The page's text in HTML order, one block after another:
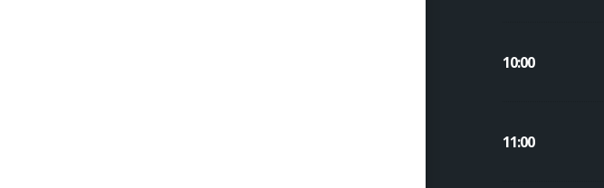
10:00
11:00